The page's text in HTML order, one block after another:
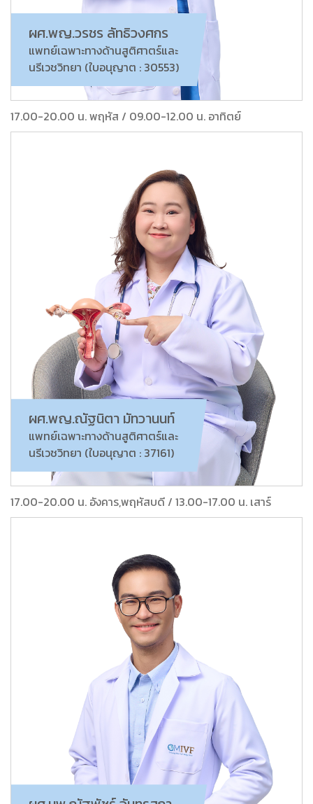
ผศ.พญ.วรชร ลัทธิวงศกร
แพทย์เฉพาะทางด้านสูติศาตร์และ
นรีเวชวิทยา (ใบอนุญาต : 30553)
17.00-20.00 น. พฤหัส / 09.00-12.00 น. อาทิตย์
ผศ.พญ.ณัฐนิตา มัทวานนท์
แพทย์เฉพาะทางด้านสูติศาตร์และ
นรีเวชวิทยา (ใบอนุญาต : 37161)
17.00-20.00 น. อังคาร,พฤหัสบดี / 13.00-17.00 น. เสาร์